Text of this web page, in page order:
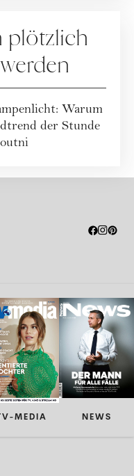
plötzlich
Warum
der Stunde
MEDIA NEWS